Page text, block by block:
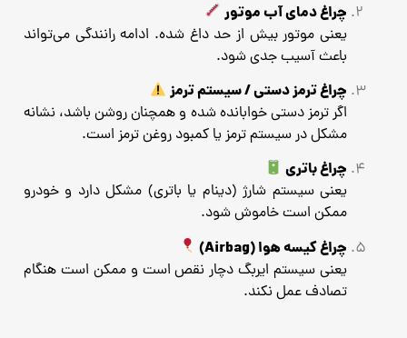
چراغ دمای آب موتور
یعنی موتور بیش از حد داغ شده. ادامه رانندگی می‌تواند
باعث آسیب جدی شود.
چراغ ترمز دستی / سیستم ترمز
اگر ترمز دستی خوابانده شده و همچنان روشن باشد، نشانه
مشکل در سیستم ترمز یا کمبود روغن ترمز است.
چراغ باتری
یعنی سیستم شارژ (دینام یا باتری) مشکل دارد و خودرو
ممکن است خاموش شود.
چراغ کیسه هوا (Airbag)
یعنی سیستم ایربگ دچار نقص است و ممکن است هنگام
تصادف عمل نکند.